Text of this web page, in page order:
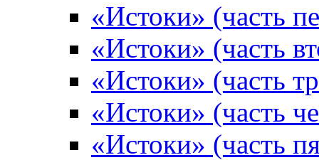
«Истоки» (часть
«Истоки» (часть
«Истоки» (часть
«Истоки» (часть
«Истоки» (часть